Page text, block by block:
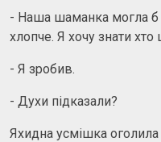
- Наша шаманка могла б
хлопче. Я хочу знати хто
- Я зробив.
- Духи підказали?
Яхидна усмішка оголила